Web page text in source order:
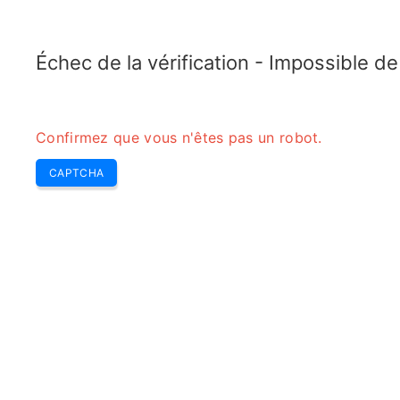
Home 4G LTE 3G WCDMA CDMA GSM
Échec de la vérification - Impossible
Confirmez que vous n'êtes pas un robot.
CAPTCHA